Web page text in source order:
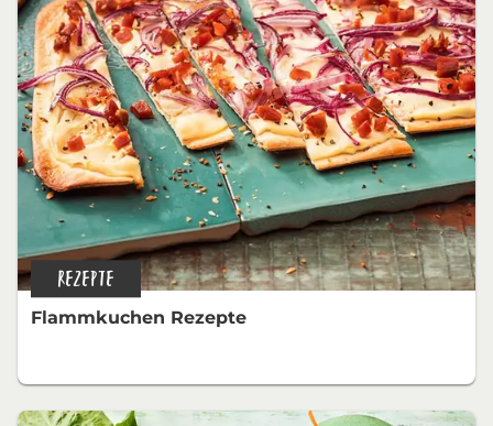
REZEPTE
Flammkuchen Rezepte